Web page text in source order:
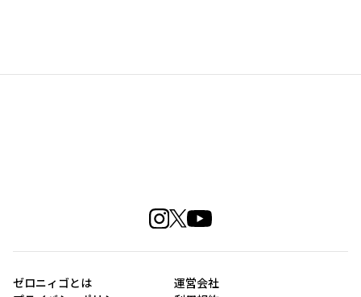
ゼロニィゴとは
運営会社